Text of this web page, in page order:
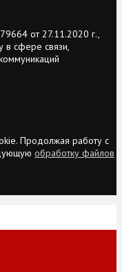
от 27.11.2020 г.,
в сфере связи,
Продолжая работу с
обработку файлов